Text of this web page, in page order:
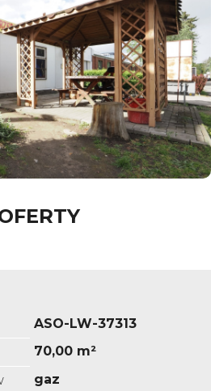
ASO-LW-37313
70,00 m²
gaz